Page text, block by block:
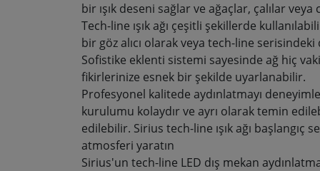
bir ışık deseni sağlar ve ağaçlar, çalılar
Tech-line ışık ağı çeşitli şekillerde
bir göz alıcı olarak veya tech-line serisindeki
Sofistike eklenti sistemi sayesinde ağ hiç
fikirlerinize esnek bir şekilde uyarlanabilir.
Profesyonel kalitede aydınlatmayı
kurulumu kolaydır ve ayrı olarak temin
edilebilir. Sirius tech-line ışık ağı
atmosferi yaratın
Sirius'un tech-line LED dış mekan